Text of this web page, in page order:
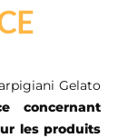
Gelato
concernant
les produits